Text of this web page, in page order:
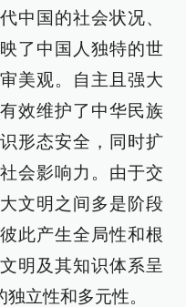
中国的社会状况、
了中国人独特的世
美观。自主且强大
效维护了中华民族
形态安全，同时扩
会影响力。由于交
文明之间多是阶段
此产生全局性和根
明及其知识体系呈
立性和多元性。